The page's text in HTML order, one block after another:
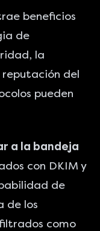
beneficios
de
la
del
pueden
a la bandeja
con DKIM y
de
de los
como